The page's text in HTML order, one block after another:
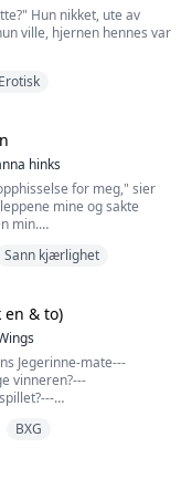
Hun nikket, ute av
ville, hjernen hennes var
ferd med å svikte, jeg kan
kjente reglene, men
ha henne....
Erotisk
hinks
for meg," sier
mine og sakte
min.
men det kommer ut som
hans mens han svever
sier han.
til midjen min, duften
Sann kjærlighet
en & to)
Jegerinne-mate---
vinneren?---
hvorfor du hadde de
BXG